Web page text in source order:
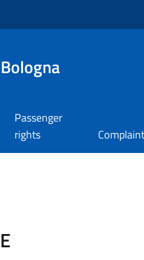
Passenger
rights